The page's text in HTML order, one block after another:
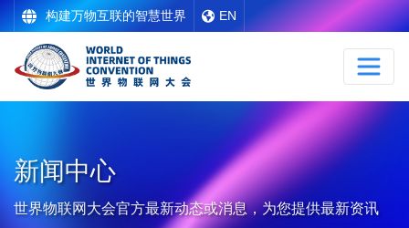
构建万物互联的智慧世界 EN
新闻中心
世界物联网大会官方最新动态或消息，为您提供最新资讯